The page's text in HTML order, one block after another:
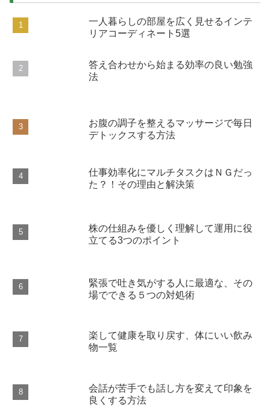
一人暮らしの部屋を広く見せるインテ
リアコーディネート5選
答え合わせから始まる効率の良い勉強
法
お腹の調子を整えるマッサージで毎日
デトックスする方法
仕事効率化にマルチタスクはＮＧだっ
た？！その理由と解決策
株の仕組みを優しく理解して運用に役
立てる3つのポイント
緊張で吐き気がする人に最適な、その
場でできる５つの対処術
楽して健康を取り戻す、体にいい飲み
物一覧
会話が苦手でも話し方を変えて印象を
良くする方法